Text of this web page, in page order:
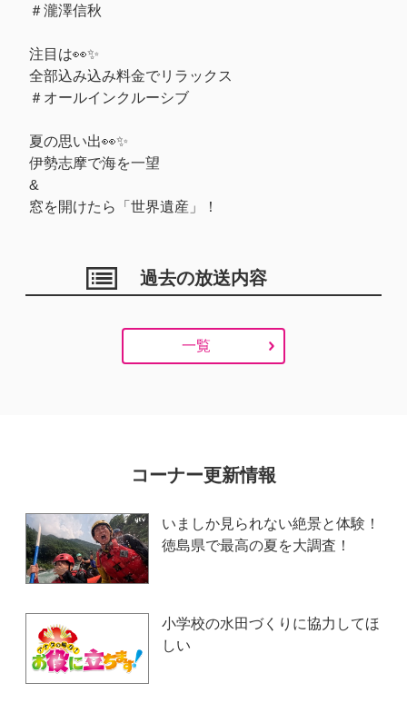
＃瀧澤信秋
注目は👀✨
全部込み込み料金でリラックス
＃オールインクルーシブ
夏の思い出👀✨
伊勢志摩で海を一望
&
窓を開けたら「世界遺産」！
過去の放送内容
一覧
コーナー更新情報
いましか見られない絶景と体験！
徳島県で最高の夏を大調査！
小学校の水田づくりに協力してほ
しい